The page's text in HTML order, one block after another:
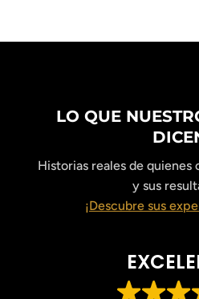
LO QUE
Historias reales de
y sus
¡Descubre sus